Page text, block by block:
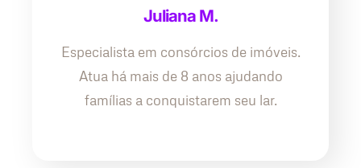
Juliana M.
Especialista em consórcios de imóveis.
Atua há mais de 8 anos ajudando
famílias a conquistarem seu lar.